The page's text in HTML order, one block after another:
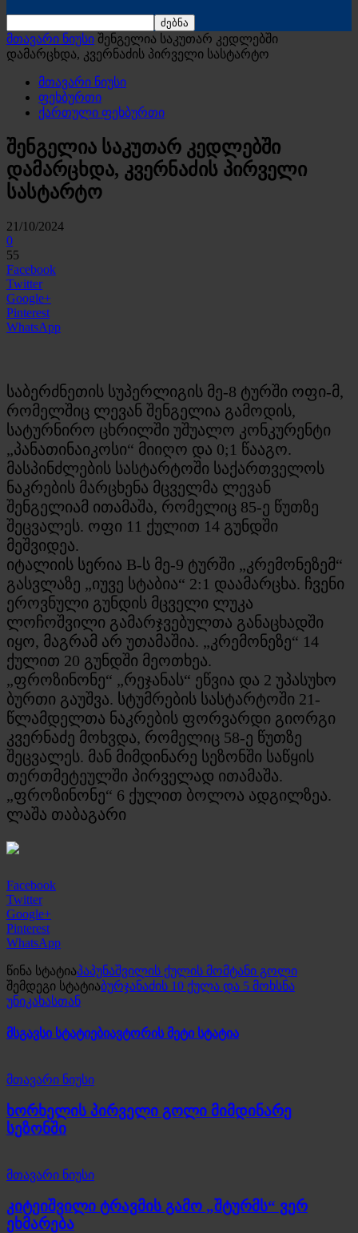
მთავარი ნიუსი შენგელია საკუთარ კედლებში
დამარცხდა, კვერნაძის პირველი სასტარტო
მთავარი ნიუსი
ფეხბურთი
ქართული ფეხბურთი
შენგელია საკუთარ კედლებში
დამარცხდა, კვერნაძის პირველი
სასტარტო
21/10/2024
0
55
Facebook
Twitter
Google+
Pinterest
WhatsApp
საბერძნეთის სუპერლიგის მე-8 ტურში ოფი-მ,
რომელშიც ლევან შენგელია გამოდის,
სატურნირო ცხრილში უშუალო კონკურენტი
„პანათინაიკოსი“ მიიღო და 0;1 წააგო.
მასპინძლების სასტარტოში საქართველოს
ნაკრების მარცხენა მცველმა ლევან
შენგელიამ ითამაშა, რომელიც 85-ე წუთზე
შეცვალეს. ოფი 11 ქულით 14 გუნდში
მეშვიდეა.
იტალიის სერია B-ს მე-9 ტურში „კრემონეზემ“
გასვლაზე „იუვე სტაბია“ 2:1 დაამარცხა. ჩვენი
ეროვნული გუნდის მცველი ლუკა
ლოჩოშვილი გამარჯვებულთა განაცხადში
იყო, მაგრამ არ უთამაშია. „კრემონეზე“ 14
ქულით 20 გუნდში მეოთხეა.
„ფროზინონე“ „რეჯანას“ ეწვია და 2 უპასუხო
ბურთი გაუშვა. სტუმრების სასტარტოში 21-
წლამდელთა ნაკრების ფორვარდი გიორგი
კვერნაძე მოხვდა, რომელიც 58-ე წუთზე
შეცვალეს. მან მიმდინარე სეზონში საწყის
თერთმეტეულში პირველად ითამაშა.
„ფროზინონე“ 6 ქულით ბოლოა ადგილზეა.
ლაშა თაბაგარი
Facebook
Twitter
Google+
Pinterest
WhatsApp
წინა სტატიაპაპუნაშვილის ქულის მომტანი გოლი
შემდეგი სტატიაბურჯანაძის 10 ქულა და 5 მოხსნა
უნიკახასთან
მსგავსი სტატიებიავტორის მეტი სტატია
მთავარი ნიუსი
ხორხელის პირველი გოლი მიმდინარე
სეზონში
მთავარი ნიუსი
კიტეიშვილი ტრავმის გამო „შტურმს“ ვერ
ეხმარება